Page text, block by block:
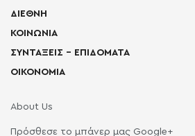
ΔΙΕΘΝΗ
ΚΟΙΝΩΝΙΑ
ΣΥΝΤΑΞΕΙΣ – ΕΠΙΔΟΜΑΤΑ
ΟΙΚΟΝΟΜΙΑ
About Us
Πρόσθεσε το μπάνερ μας Google+